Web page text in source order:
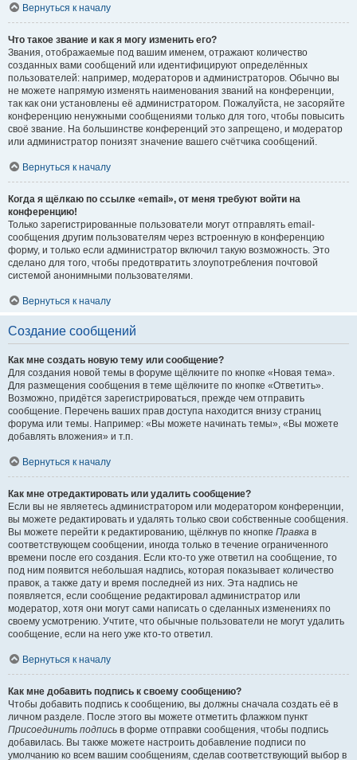
Вернуться к началу
Что такое звание и как я могу изменить его?
Звания, отображаемые под вашим именем, отражают количество
созданных вами сообщений или идентифицируют определённых
пользователей: например, модераторов и администраторов. Обычно вы
не можете напрямую изменять наименования званий на конференции,
так как они установлены её администратором. Пожалуйста, не засоряйте
конференцию ненужными сообщениями только для того, чтобы повысить
своё звание. На большинстве конференций это запрещено, и модератор
или администратор понизят значение вашего счётчика сообщений.
Вернуться к началу
Когда я щёлкаю по ссылке «email», от меня требуют войти на
конференцию!
Только зарегистрированные пользователи могут отправлять email-
сообщения другим пользователям через встроенную в конференцию
форму, и только если администратор включил такую возможность. Это
сделано для того, чтобы предотвратить злоупотребления почтовой
системой анонимными пользователями.
Вернуться к началу
Создание сообщений
Как мне создать новую тему или сообщение?
Для создания новой темы в форуме щёлкните по кнопке «Новая тема».
Для размещения сообщения в теме щёлкните по кнопке «Ответить».
Возможно, придётся зарегистрироваться, прежде чем отправить
сообщение. Перечень ваших прав доступа находится внизу страниц
форума или темы. Например: «Вы можете начинать темы», «Вы можете
добавлять вложения» и т.п.
Вернуться к началу
Как мне отредактировать или удалить сообщение?
Если вы не являетесь администратором или модератором конференции,
вы можете редактировать и удалять только свои собственные сообщения.
Вы можете перейти к редактированию, щёлкнув по кнопке Правка в
соответствующем сообщении, иногда только в течение ограниченного
времени после его создания. Если кто-то уже ответил на сообщение, то
под ним появится небольшая надпись, которая показывает количество
правок, а также дату и время последней из них. Эта надпись не
появляется, если сообщение редактировал администратор или
модератор, хотя они могут сами написать о сделанных изменениях по
своему усмотрению. Учтите, что обычные пользователи не могут удалить
сообщение, если на него уже кто-то ответил.
Вернуться к началу
Как мне добавить подпись к своему сообщению?
Чтобы добавить подпись к сообщению, вы должны сначала создать её в
личном разделе. После этого вы можете отметить флажком пункт
Присоединить подпись в форме отправки сообщения, чтобы подпись
добавилась. Вы также можете настроить добавление подписи по
умолчанию ко всем вашим сообщениям, сделав соответствующий выбор в